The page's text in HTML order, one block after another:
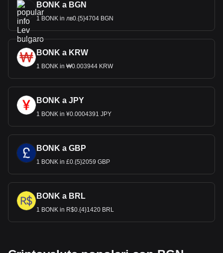
BONK a BGN
1 BONK in лв0.{5}4704 BGN
BONK a KRW
1 BONK in ₩0.003944 KRW
BONK a JPY
1 BONK in ¥0.0004391 JPY
BONK a GBP
1 BONK in £0.{5}2059 GBP
BONK a BRL
1 BONK in R$0.{4}1420 BRL